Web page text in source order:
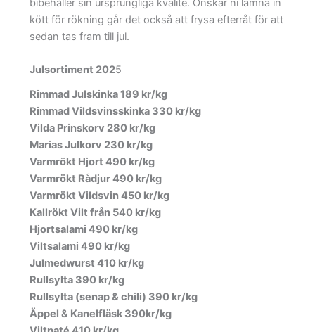
bibehåller sin ursprungliga kvalité. Önskar ni lämna in
kött för rökning går det också att frysa efterråt för att
sedan tas fram till jul.
Julsortiment 2025
Rimmad Julskinka 189 kr/kg
Rimmad Vildsvinsskinka 330 kr/kg
Vilda Prinskorv 280 kr/kg
Marias Julkorv 230 kr/kg
Varmrökt Hjort 490 kr/kg
Varmrökt Rådjur 490 kr/kg
Varmrökt Vildsvin 450 kr/kg
Kallrökt Vilt från 540 kr/kg
Hjortsalami 490 kr/kg
Viltsalami 490 kr/kg
Julmedwurst 410 kr/kg
Rullsylta 390 kr/kg
Rullsylta (senap & chili) 390 kr/kg
Äppel & Kanelfläsk 390kr/kg